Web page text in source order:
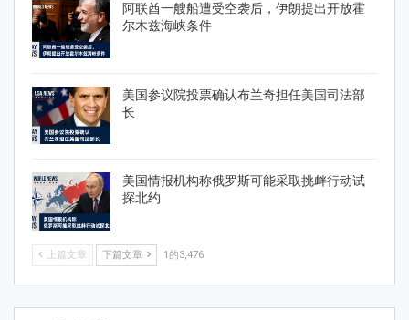
阿联酋一艘船遭受空袭后，伊朗提出开放霍
尔木兹海峡条件
美国参议院投票确认布兰奇担任美国司法部
长
美国情报机构称俄罗斯可能采取挑衅行动试
探北约
上篇文章 下篇文章 1的3,476